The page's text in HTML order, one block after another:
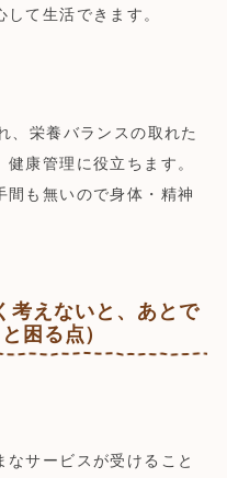
て生活できます。
、栄養バランスの取れた
康管理に役立ちます。
間も無いので身体・精神
考えないと、あとで
困る点）
サービスが受けること